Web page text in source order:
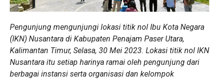
Pengunjung mengunjungi lokasi titik nol Ibu Kota Negara
(IKN) Nusantara di Kabupaten Penajam Paser Utara,
Kalimantan Timur, Selasa, 30 Mei 2023. Lokasi titik nol IKN
Nusantara itu setiap harinya ramai oleh pengunjung dari
berbagai instansi serta organisasi dan kelompok